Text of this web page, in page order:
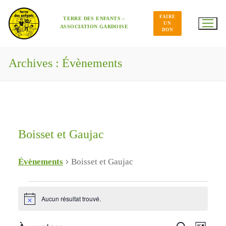
contenu
TERRE DES ENFANTS –
ASSOCIATION GARDOISE
FAIRE
UN
DON
Archives : Évènements
Boisset et Gaujac
Évènements Boisset et Gaujac
NoticeAucun résultat trouvé.